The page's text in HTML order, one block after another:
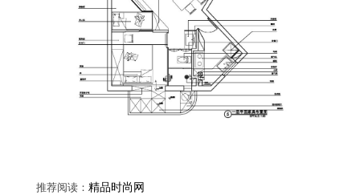
推荐阅读： 精品时尚网